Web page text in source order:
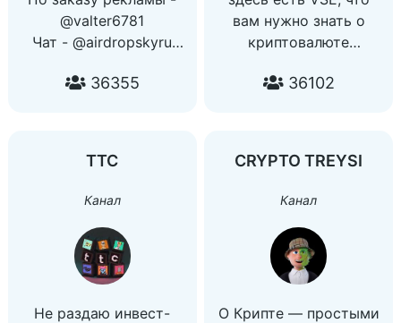
@valter6781
Чат - @airdropskyru
@sky_drop_otz
36355
вам нужно знать о
криптовалюте
+ чат:
@besekaterina
владелец канала:
@KTMudak
36102
TTC
Канал
Не раздаю инвест-
CRYPTO TREYSI
Канал
О Крипте — простыми